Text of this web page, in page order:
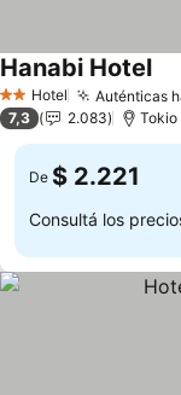
2 Estrellas
Hotel Auténticas
Hanabi Hotel
7,3 2.083 Tokio
De $ 2.221
Consultá los